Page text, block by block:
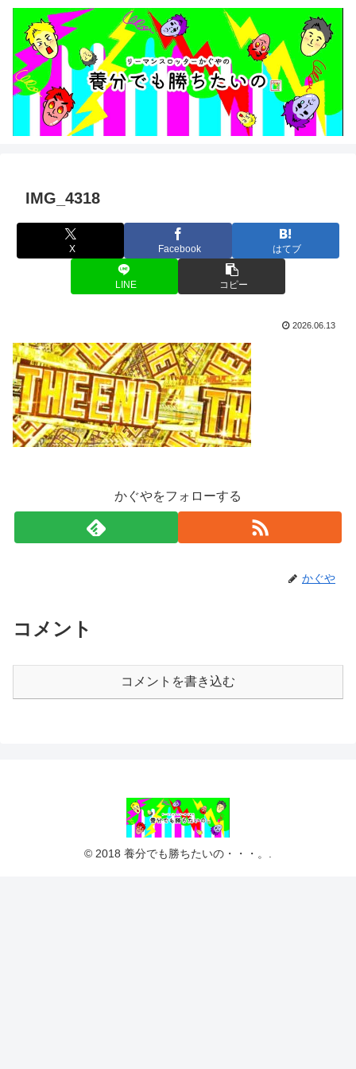
IMG_4318
X Facebook はてブ
LINE コピー
2026.06.13
かぐやをフォローする
かぐや
コメント
コメントを書き込む
© 2018 養分でも勝ちたいの・・・。.